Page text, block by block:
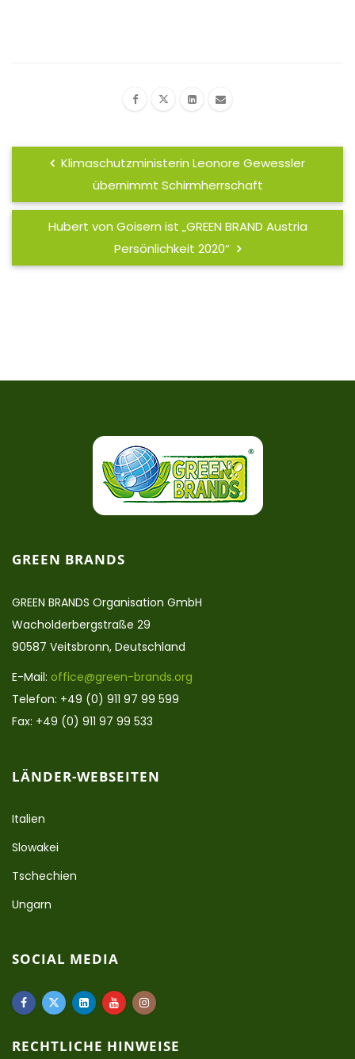
Klimaschutzministerin Leonore Gewessler
übernimmt Schirmherrschaft
Hubert von Goisern ist „GREEN BRAND Austria
Persönlichkeit 2020“
GREEN BRANDS
GREEN BRANDS Organisation GmbH
Wacholderbergstraße 29
90587 Veitsbronn, Deutschland
E-Mail: office@green-brands.org
Telefon: +49 (0) 911 97 99 599
Fax: +49 (0) 911 97 99 533
LÄNDER-WEBSEITEN
Italien
Slowakei
Tschechien
Ungarn
SOCIAL MEDIA
RECHTLICHE HINWEISE